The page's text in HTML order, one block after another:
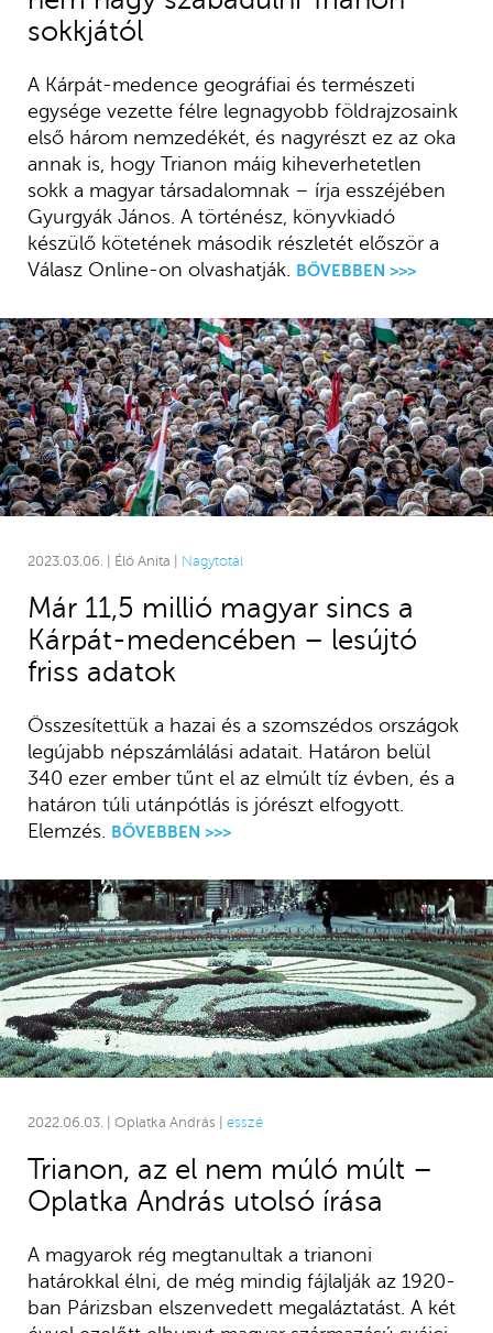
sokkjától
A Kárpát-medence geográfiai és természeti
egysége vezette félre legnagyobb földrajzosaink
első három nemzedékét, és nagyrészt ez az oka
annak is, hogy Trianon máig kiheverhetetlen
sokk a magyar társadalomnak – írja esszéjében
Gyurgyák János. A történész, könyvkiadó
készülő kötetének második részletét először a
Válasz Online-on olvashatják. BŐVEBBEN >>>
2023.03.06. | Élő Anita | Nagytotál
Már 11,5 millió magyar sincs a
Kárpát-medencében – lesújtó
friss adatok
Összesítettük a hazai és a szomszédos országok
legújabb népszámlálási adatait. Határon belül
340 ezer ember tűnt el az elmúlt tíz évben, és a
határon túli utánpótlás is jórészt elfogyott.
Elemzés.
BŐVEBBEN >>>
2022.06.03. | Oplatka András | esszé
Trianon, az el nem múló múlt –
Oplatka András utolsó írása
A magyarok rég megtanultak a trianoni
határokkal élni, de még mindig fájlalják az 1920-
ban Párizsban elszenvedett megaláztatást. A két